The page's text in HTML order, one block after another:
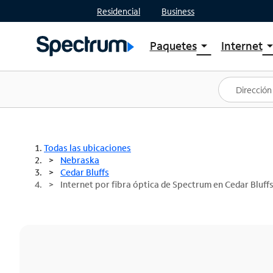
Residencial Business
Paquetesarrow_drop_down
Ver paquetes
Spectrum One
Mejores ofertas
Internetarrow_drop_down
Planes
Todas las ubicaciones
Nebraska
Cedar Bluffs
Internet por fibra óptica de Spectrum en Cedar